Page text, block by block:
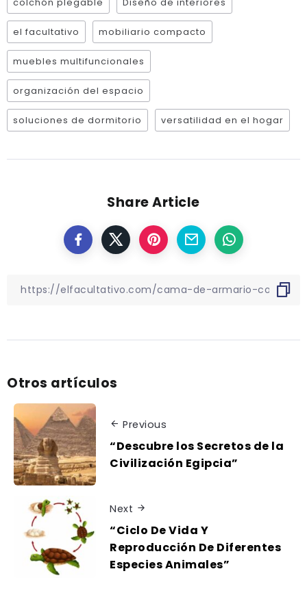
el facultativo mobiliario compacto
muebles multifuncionales
organización del espacio
soluciones de dormitorio versatilidad en el hogar
Share Article
Otros artículos
Previous
“Descubre los Secretos de la
Civilización Egipcia”
Next
“Ciclo De Vida Y
Reproducción De Diferentes
Especies Animales”